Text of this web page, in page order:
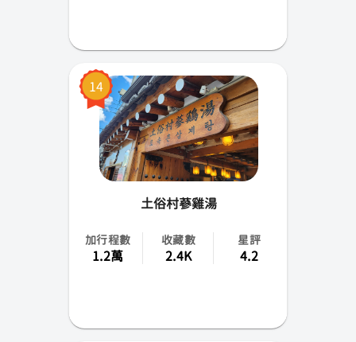
14
土俗村蔘雞湯
加行程數
1.2萬
收藏數
2.4K
星評
4.2